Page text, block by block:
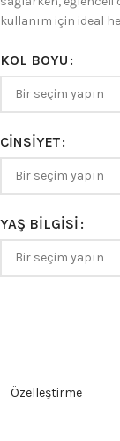
kullanım için ideal
KOL BOYU
CINSIYET
YAŞ BILGISI
Özelleştirme